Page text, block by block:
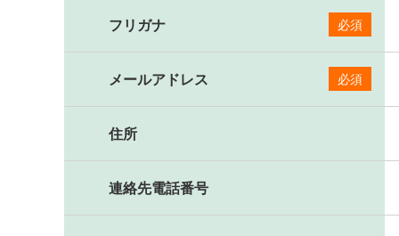
フリガナ 必須
メールアドレス 必須
住所
連絡先電話番号